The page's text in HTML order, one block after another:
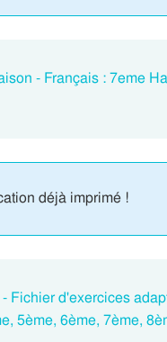
- Français : 7eme
déjà imprimé !
Fichier d'exercices
5ème, 6ème, 7ème,